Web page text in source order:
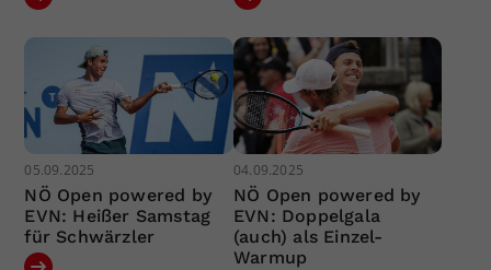
05.09.2025
NÖ Open powered by
EVN: Heißer Samstag
für Schwärzler
04.09.2025
NÖ Open powered by
EVN: Doppelgala
(auch) als Einzel-
Warmup